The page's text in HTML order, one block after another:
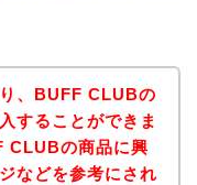
、BUFF CLUBの
することができま
CLUBの商品に興
などを参考にされ